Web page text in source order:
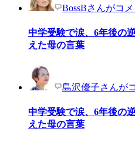
BossBさんがコ
中学受験で涙、6年後の
えた母の言葉
島沢優子さんが
中学受験で涙、6年後の
えた母の言葉